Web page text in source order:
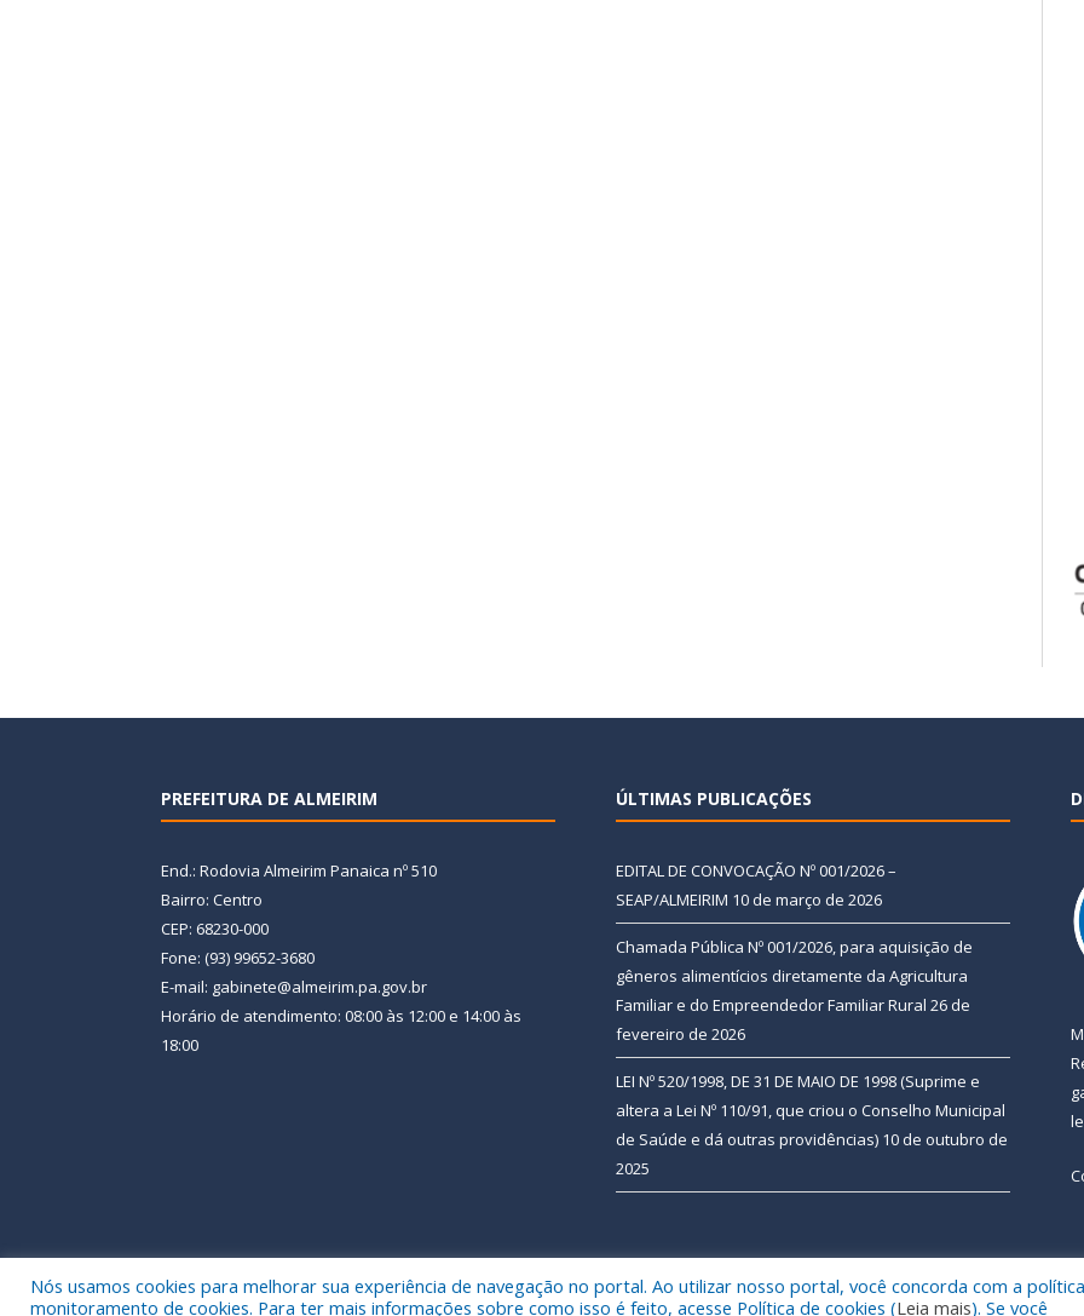
PREFEITURA DE ALMEIRIM
End.: Rodovia Almeirim Panaica nº 510
Bairro: Centro
CEP: 68230-000
Fone: (93) 99652-3680
E-mail: gabinete@almeirim.pa.gov.br
Horário de atendimento: 08:00 às 12:00 e 14:00 às
18:00
ÚLTIMAS PUBLICAÇÕES
EDITAL DE CONVOCAÇÃO Nº 001/2026 –
SEAP/ALMEIRIM 10 de março de 2026
Chamada Pública Nº 001/2026, para aquisição de
gêneros alimentícios diretamente da Agricultura
Familiar e do Empreendedor Familiar Rural 26 de
fevereiro de 2026
LEI Nº 520/1998, DE 31 DE MAIO DE 1998 (Suprime e
altera a Lei Nº 110/91, que criou o Conselho Municipal
de Saúde e dá outras providências) 10 de outubro de
2025
Todos os direitos reservados a Prefeitura Municipal de Almeirim. Mapa do Site
Nós usamos cookies para melhorar sua experiência de navegação no portal. Ao utilizar nosso portal, você concorda com a
monitoramento de cookies. Para ter mais informações sobre como isso é feito, acesse Política de cookies (Leia mais). Se você